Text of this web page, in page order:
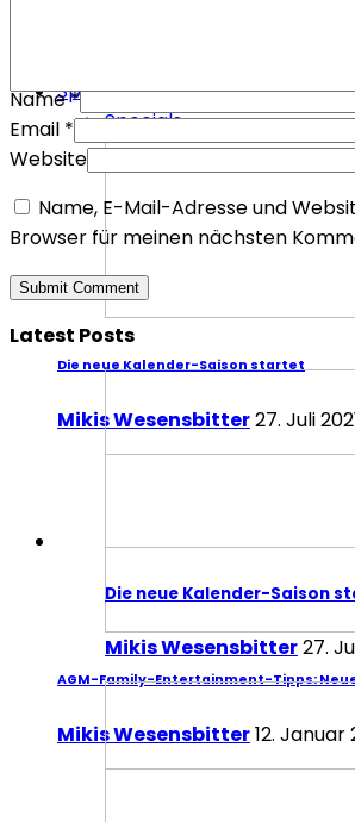
Specials
Specials
Die neue Kalender-Saison startet
Mikis Wesensbitter27. Juli
AGM-Family-Entertainment-Tipps:
Mikis Wesensbitter12. Januar
Name*
Email *
Website
Name, E-Mail-Adresse und
Browser für meinen nächsten
Latest Posts
Die neue Kalender-Saison
Mikis Wesensbitter27.